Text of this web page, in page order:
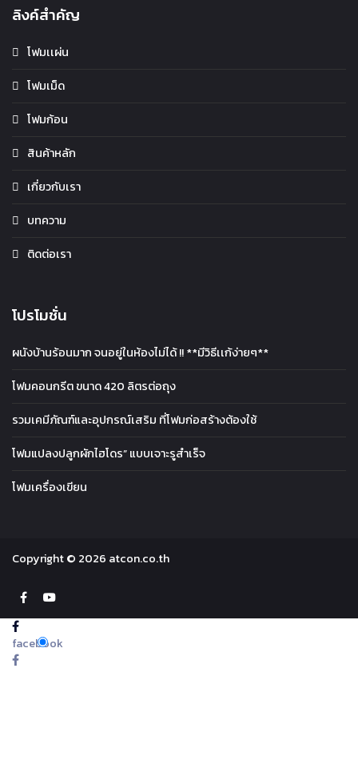
ลิงค์สำคัญ
โฟมเเผ่น
โฟมเม็ด
โฟมก้อน
สินค้าหลัก
เกี่ยวกับเรา
บทความ
ติดต่อเรา
โปรโมชั่น
ผนังบ้านร้อนมาก จนอยู่ในห้องไม่ได้ !! **มีวิธีเเก้ง่ายๆ**
โฟมคอนกรีต ขนาด 420 ลิตรต่อถุง
รวมเคมีภัณฑ์และอุปกรณ์เสริม ที่โฟมก่อสร้างต้องใช้
โฟมแปลงปลูกผักไฮโดร” แบบเจาะรูสำเร็จ
โฟมเครื่องเขียน
Copyright © 2026 atcon.co.th
facebook